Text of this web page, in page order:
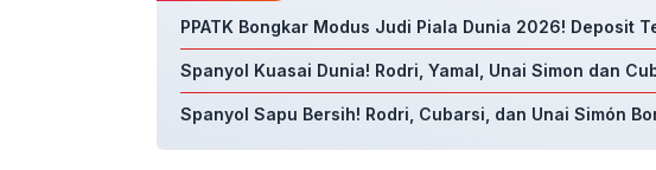
PPATK Bongkar Modus Judi Piala Dunia 2026! Deposit
Spanyol Kuasai Dunia! Rodri, Yamal, Unai Simon dan
Spanyol Sapu Bersih! Rodri, Cubarsi, dan Unai Simón